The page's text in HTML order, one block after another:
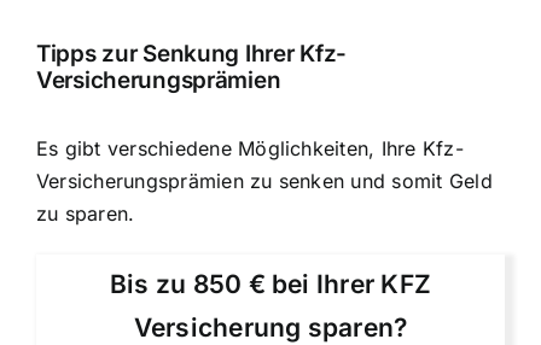
Tipps zur Senkung Ihrer Kfz-
Versicherungsprämien
Es gibt verschiedene Möglichkeiten, Ihre Kfz-
Versicherungsprämien zu senken und somit Geld
zu sparen.
Bis zu 850 € bei Ihrer KFZ
Versicherung sparen?